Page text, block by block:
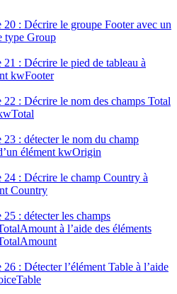
20 : Décrire le groupe Footer avec un
type Group
: Décrire le pied de tableau à
kwFooter
22 : Décrire le nom des champs Total
23 : détecter le nom du champ
élément kwOrigin
24 : Décrire le champ Country à
Country
: détecter les champs
à l’aide des éléments
: Détecter l’élément Table à l’aide